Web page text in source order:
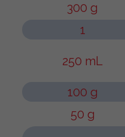
300 g
1
250 mL
100 g
50 g